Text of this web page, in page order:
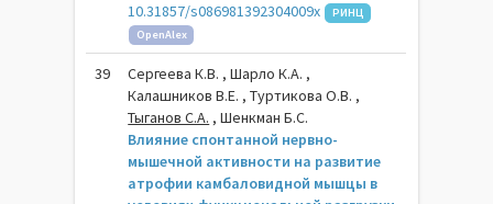
10.31857/s086981392304009x
РИНЦ
OpenAlex
39
Сергеева К.В. , Шарло К.А. ,
Калашников В.Е. , Туртикова О.В. ,
Тыганов С.А. , Шенкман Б.С.
Влияние спонтанной нервно-
мышечной активности на развитие
атрофии камбаловидной мышцы в